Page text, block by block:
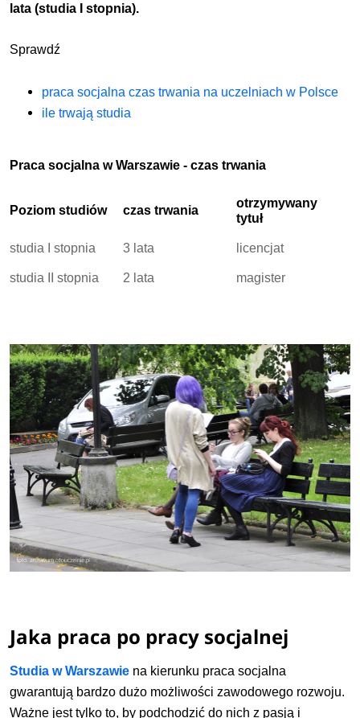
lata (studia I stopnia).
Sprawdź
praca socjalna czas trwania na uczelniach w Polsce
ile trwają studia
Praca socjalna w Warszawie - czas trwania
Poziom studiów czas trwania
otrzymywany
tytuł
studia I stopnia 3 lata licencjat
studia II stopnia 2 lata magister
Jaka praca po pracy socjalnej
Studia w Warszawie na kierunku praca socjalna
gwarantują bardzo dużo możliwości zawodowego rozwoju.
Ważne jest tylko to, by podchodzić do nich z pasją i